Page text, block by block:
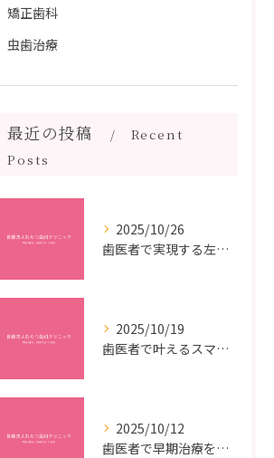
矯正歯科
虫歯治療
最近の投稿
Recent
Posts
2025/10/26
歯医者で実現する左右対称治療のポイントと矯正治療選びの疑問解決ガイド
2025/10/19
歯医者で叶えるスマイルメイクオーバーなら福岡県福岡市博多区博多駅前の最新矯正治療解説
2025/10/12
歯医者で早期治療を受けるメリットと虫歯悪化を防ぐ最短ステップ